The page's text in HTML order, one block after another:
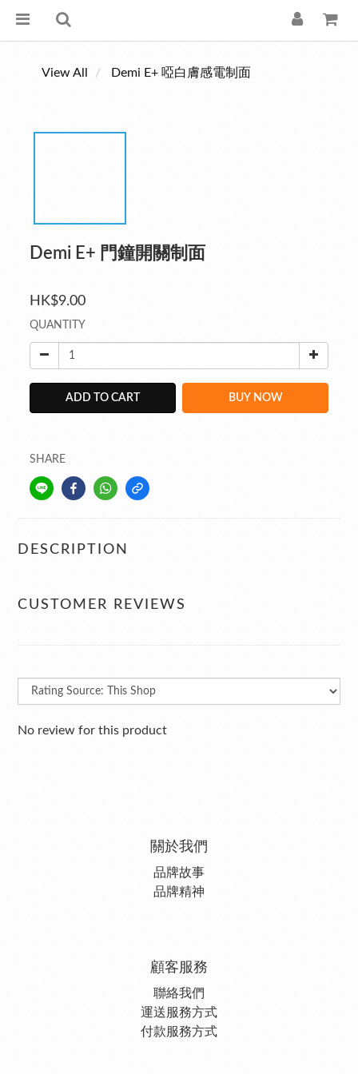
View All Demi E+ 啞白膚感電制面
Demi E+ 門鐘開關制面
HK$9.00
QUANTITY
ADD TO CART BUY NOW
SHARE
DESCRIPTION
CUSTOMER REVIEWS
No review for this product
關於我們
品牌故事
品牌精神
顧客服務
聯絡我們
運送服務方式
付款服務方式